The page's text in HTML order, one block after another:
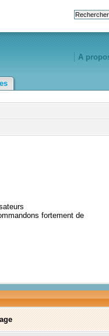
A
fortement de